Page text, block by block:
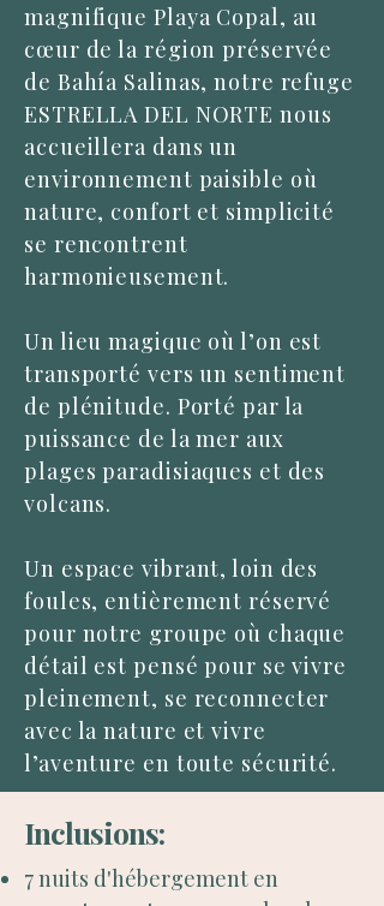
magnifique Playa Copal, au
cœur de la région préservée
de Bahía Salinas, notre refuge
ESTRELLA DEL NORTE nous
accueillera dans un
environnement paisible où
nature, confort et simplicité
se rencontrent
harmonieusement.
Un lieu magique où l’on est
transporté vers un sentiment
de plénitude. Porté par la
puissance de la mer aux
plages paradisiaques et des
volcans.
Un espace vibrant, loin des
foules, entièrement réservé
pour notre groupe où chaque
détail est pensé pour se vivre
pleinement, se reconnecter
avec la nature et vivre
l’aventure en toute sécurité.
Inclusions:
7 nuits d'hébergement en